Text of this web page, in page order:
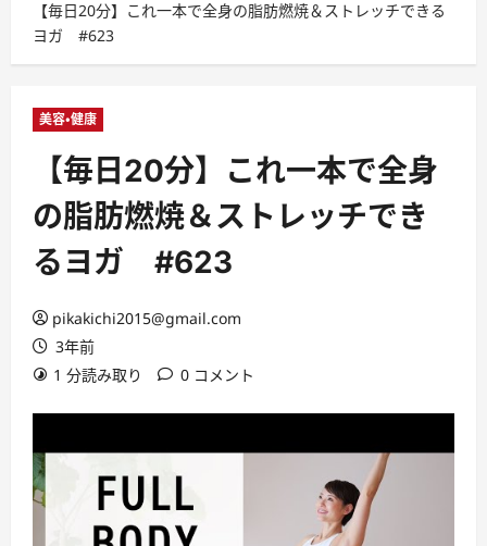
ニ
ュ
ー
【毎日20分】これ一本で全身の脂肪燃焼＆ストレッチできる
ヨガ #623
美容・健康
【毎日20分】これ一本で全身
の脂肪燃焼＆ストレッチでき
るヨガ #623
pikakichi2015@gmail.com
3年前
1 分読み取り
0 コメント